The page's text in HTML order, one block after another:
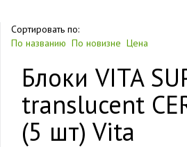
Сортировать по:
По названию По новизне Цена
Блоки VITA
translucent
(5 шт) Vita